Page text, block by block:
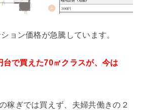
ョン価格が急騰しています。
で買えた70㎡クラスが、今は
稼ぎでは買えず、夫婦共働きの２